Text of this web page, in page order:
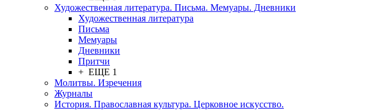
Художественная литература. Письма. Мемуары. Дневники
Художественная литература
Письма
Мемуары
Дневники
Притчи
+ ЕЩЕ 1
Молитвы. Изречения
Журналы
История. Православная культура. Церковное искусство.